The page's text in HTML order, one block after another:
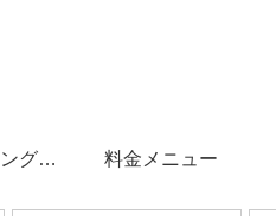
グと 料金メニュー